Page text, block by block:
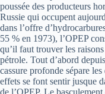
poussée des producteurs
Russie qui occupent
dans l’offre
55 % en 1973), l’OPEP
qu’il faut trouver les
pétrole. Tout d’abord
cassure profonde sépare
effets se font sentir jusque